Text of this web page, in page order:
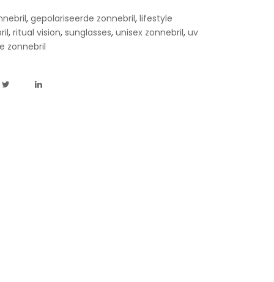
, gepolariseerde zonnebril, lifestyle
, ritual vision, sunglasses, unisex zonnebril, uv
zonnebril